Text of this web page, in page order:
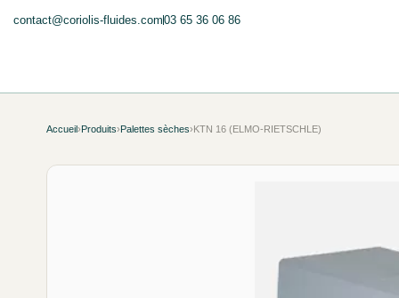
contact@coriolis-fluides.com03 65 36 06 86
Accueil›Produits›Palettes sèches›KTN 16 (ELMO-RIETSCHLE)